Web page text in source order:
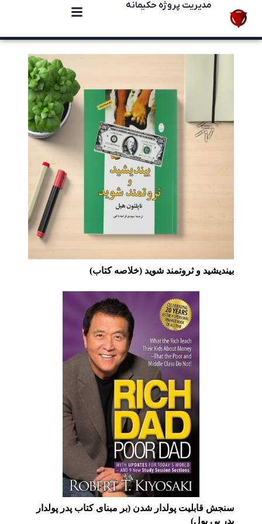
مدیریت پروژه حکیمانه
بیندیشید و ثروتمند شوید (خلاصه کتاب)
سنجش قابلیت پولدار شدن (بر مبنای کتاب پدر پولدار
پدر بی پول)